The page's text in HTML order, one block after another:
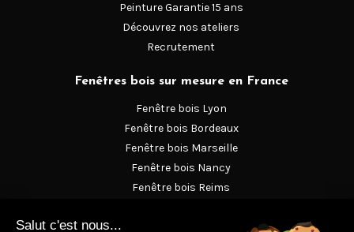
Peinture Garantie 15 ans
Découvrez nos ateliers
Recrutement
Fenêtres bois sur mesure en France
Fenêtre bois Lyon
Fenêtre bois Bordeaux
Fenêtre bois Marseille
Fenêtre bois Nancy
Fenêtre bois Reims
Fenêtre en bois Versailles